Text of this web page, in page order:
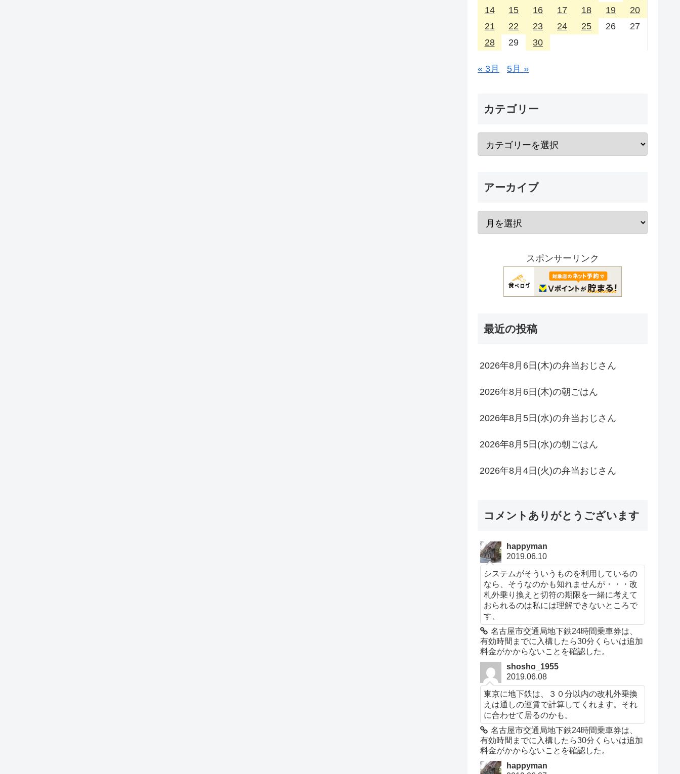
14
15 16 17 18 19
20
21
22 23 24 25 26
27
28
29 30
« 3月 5月 »
カテゴリー
アーカイブ
スポンサーリンク
最近の投稿
2026年8月6日(木)の弁当おじさん
2026年8月6日(木)の朝ごはん
2026年8月5日(水)の弁当おじさん
2026年8月5日(水)の朝ごはん
2026年8月4日(火)の弁当おじさん
コメントありがとうございます
happyman
2019.06.10
システムがそういうものを利用しているの
なら、そうなのかも知れませんが・・・改
札外乗り換えと切符の期限を一緒に考えて
おられるのは私には理解できないところで
す、
名古屋市交通局地下鉄24時間乗車券は、
有効時間までに入構したら30分くらいは追加
料金がかからないことを確認した。
shosho_1955
2019.06.08
東京に地下鉄は、３０分以内の改札外乗換
えは通しの運賃で計算してくれます。それ
に合わせて居るのかも。
名古屋市交通局地下鉄24時間乗車券は、
有効時間までに入構したら30分くらいは追加
料金がかからないことを確認した。
happyman